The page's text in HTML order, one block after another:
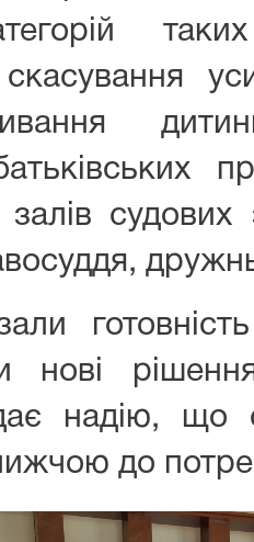
судових
нові
надію, що
до